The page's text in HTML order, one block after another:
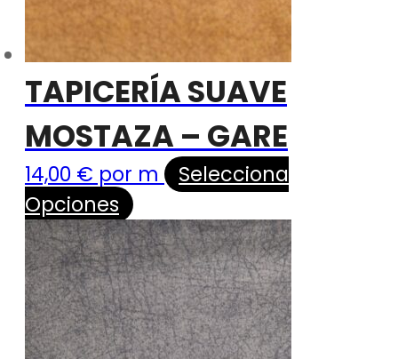
TAPICERÍA SUAVE
MOSTAZA – GARE
14,00 € por m
Selecciona
Opciones